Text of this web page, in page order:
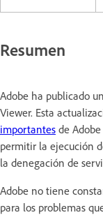
Resumen
Adobe ha publicado
Viewer. Esta
importantes de
permitir la ejecución
la denegación de
Adobe no tiene
para los problemas